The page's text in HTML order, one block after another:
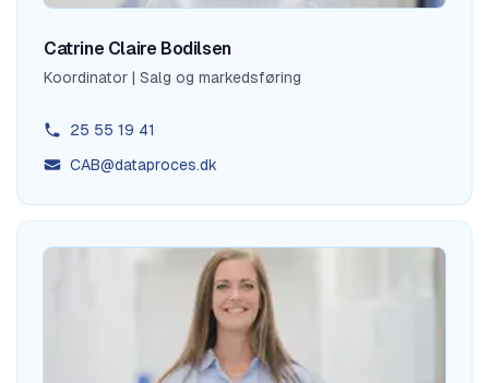
Catrine Claire Bodilsen
Koordinator | Salg og markedsføring
25 55 19 41
CAB@dataproces.dk